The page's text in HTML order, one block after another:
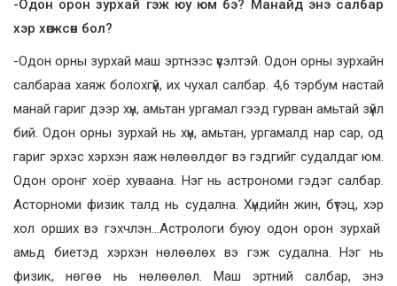
-Одон орон зурхай гэж юу юм бэ? Манайд энэ салбар
хэр хөгжсөн бол?
-Одон орны зурхай маш эртнээс үүсэлтэй. Одон орны зурхайн
салбараа хаяж болохгүй, их чухал салбар. 4,6 тэрбум настай
манай гариг дээр хүн, амьтан ургамал гээд гурван амьтай зүйл
бий. Одон орны зурхай нь хүн, амьтан, ургамалд нар сар, од
гариг эрхэс хэрхэн яаж нөлөөлдөг вэ гэдгийг судалдаг юм.
Одон оронг хоёр хуваана. Нэг нь астрономи гэдэг салбар.
Асторноми физик талд нь судална. Хүндийн жин, бүтэц, хэр
хол орших вэ гэхчлэн…Астрологи буюу одон орон зурхай
амьд биетэд хэрхэн нөлөөлөх вэ гэж судална. Нэг нь
физик, нөгөө нь нөлөөлөл. Маш эртний салбар, энэ